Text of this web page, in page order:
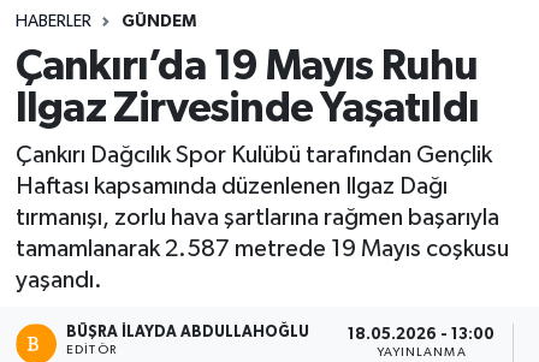
HABERLER GÜNDEM
Çankırı’da 19 Mayıs Ruhu
Ilgaz Zirvesinde Yaşatıldı
Çankırı Dağcılık Spor Kulübü tarafından Gençlik
Haftası kapsamında düzenlenen Ilgaz Dağı
tırmanışı, zorlu hava şartlarına rağmen başarıyla
tamamlanarak 2.587 metrede 19 Mayıs coşkusu
yaşandı.
BÜŞRA İLAYDA ABDULLAHOĞLU
EDITÖR
18.05.2026 - 13:00
YAYINLANMA